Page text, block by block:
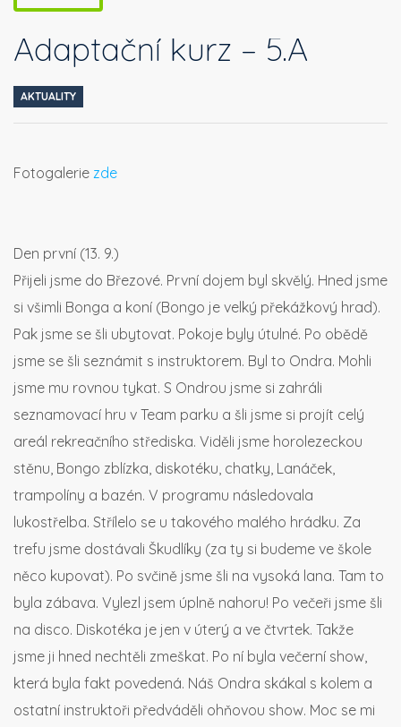
Adaptační kurz – 5.A
AKTUALITY
Fotogalerie zde
Den první (13. 9.)
Přijeli jsme do Březové. První dojem byl skvělý. Hned jsme
si všimli Bonga a koní (Bongo je velký překážkový hrad).
Pak jsme se šli ubytovat. Pokoje byly útulné. Po obědě
jsme se šli seznámit s instruktorem. Byl to Ondra. Mohli
jsme mu rovnou tykat. S Ondrou jsme si zahráli
seznamovací hru v Team parku a šli jsme si projít celý
areál rekreačního střediska. Viděli jsme horolezeckou
stěnu, Bongo zblízka, diskotéku, chatky, Lanáček,
trampolíny a bazén. V programu následovala
lukostřelba. Střílelo se u takového malého hrádku. Za
trefu jsme dostávali Škudlíky (za ty si budeme ve škole
něco kupovat). Po svčině jsme šli na vysoká lana. Tam to
byla zábava. Vylezl jsem úplně nahoru! Po večeři jsme šli
na disco. Diskotéka je jen v úterý a ve čtvrtek. Takže
jsme ji hned nechtěli zmeškat. Po ní byla večerní show,
která byla fakt povedená. Náš Ondra skákal s kolem a
ostatní instruktoři předváděli ohňovou show. Moc se mi